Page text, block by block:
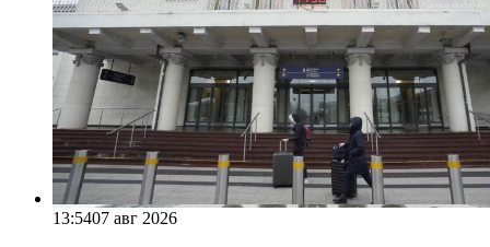
13:5407 авг 2026